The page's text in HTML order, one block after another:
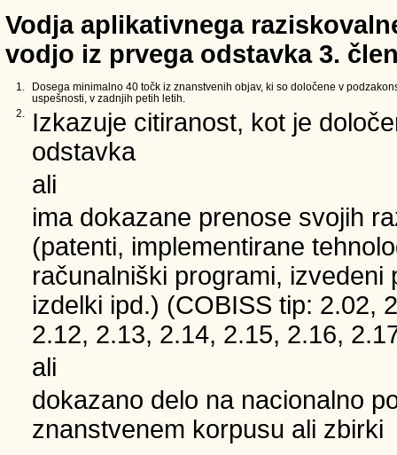
Vodja aplikativnega
vodjo iz prvega odstavka 3.
1.
Dosega minimalno 40 točk iz znanstvenih objav, ki so določene v
uspešnosti, v zadnjih petih letih.
2.
Izkazuje citiranost, kot je
odstavka
ali
ima dokazane prenose svojih
(patenti, implementirane
računalniški programi, izvedeni
izdelki ipd.) (COBISS tip: 2.02,
2.12, 2.13, 2.14, 2.15, 2.16,
ali
dokazano delo na nacionalno
znanstvenem korpusu ali zbirki